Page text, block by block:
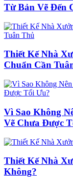
Từ Bản Vẽ Đến
Thiết Kế Nhà
Chuẩn Cần
Vì Sao Không
Vẽ Chưa Được
Thiết Kế Nhà
Không?